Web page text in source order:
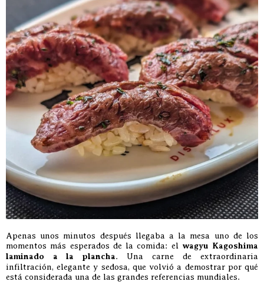
Apenas unos minutos después llegaba a la mesa uno de los
momentos más esperados de la comida: el wagyu Kagoshima
laminado a la plancha. Una carne de extraordinaria
infiltración, elegante y sedosa, que volvió a demostrar por qué
está considerada una de las grandes referencias mundiales.